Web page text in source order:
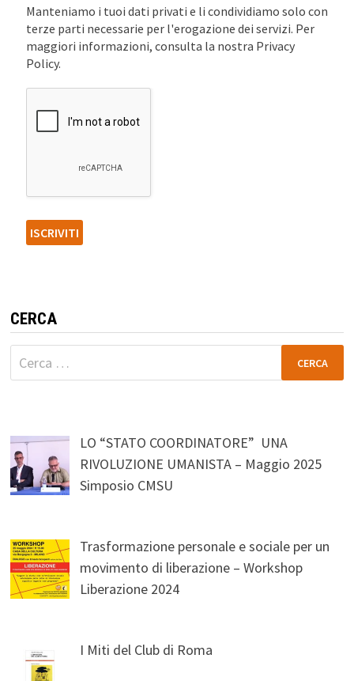
Manteniamo i tuoi dati privati e li condividiamo solo con
terze parti necessarie per l'erogazione dei servizi. Per
maggiori informazioni, consulta la nostra Privacy
Policy.
CERCA
Ricerca
per:
LO “STATO COORDINATORE” UNA
RIVOLUZIONE UMANISTA – Maggio 2025
Simposio CMSU
Trasformazione personale e sociale per un
movimento di liberazione – Workshop
Liberazione 2024
I Miti del Club di Roma